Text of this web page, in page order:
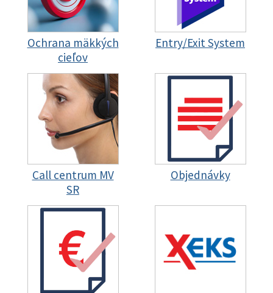
Ochrana mäkkých
cieľov
Entry/Exit System
Call centrum MV
SR
Objednávky